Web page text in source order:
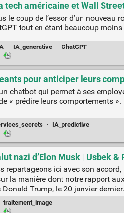
tech américaine et Wall
le coup de l’essor d’un nouveau
tout en étant beaucoup moins
· IA_generative · ChatGPT
·
pour anticiper leurs
chatbot qui permet à ses
« prédire leurs comportements
· IA_predictive
·
nazi d’Elon Musk | Usbek &
ici avec son
la manière dont notre rapport
Trump, le 20 janvier dernier.
traitement_image